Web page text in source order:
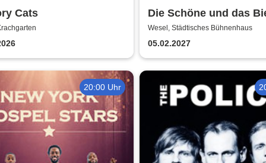
Cats
Die Schöne und das
das Musical | Theater
Wesel, Städtisches Bühnenhaus
05.02.2027
20:00 Uhr